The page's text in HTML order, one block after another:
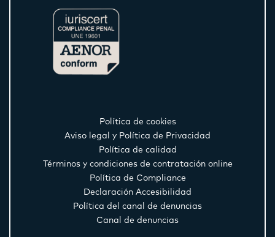
Política de cookies
Aviso legal y Política de Privacidad
Política de calidad
Términos y condiciones de contratación online
Política de Compliance
Declaración Accesibilidad
Política del canal de denuncias
Canal de denuncias